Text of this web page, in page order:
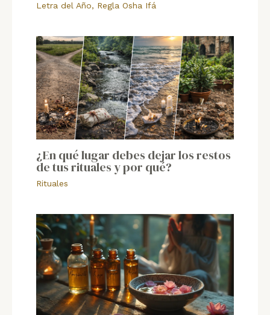
Letra del Año, Regla Osha Ifá
¿En qué lugar debes dejar los restos
de tus rituales y por qué?
Rituales